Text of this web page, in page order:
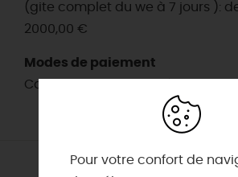
(gite complet du we à 7 jours ):
2000,00 €
Modes de paiement
Cartes bancaires - Chèques -
Pour votre confort de